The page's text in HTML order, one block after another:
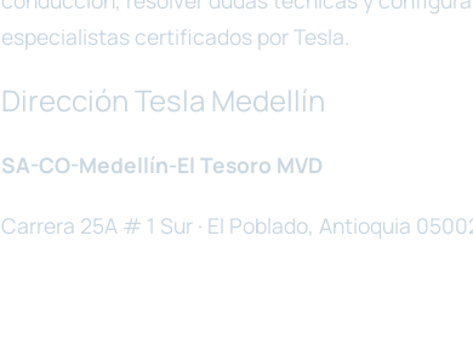
especialistas certificados por Tesla.
Dirección Tesla Medellín
SA-CO-Medellín-El Tesoro MVD
Carrera 25A # 1 Sur · El Poblado, Antioquia